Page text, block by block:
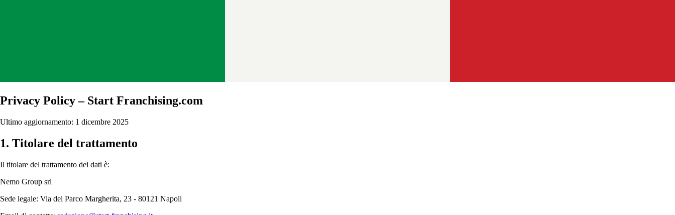
Privacy Policy – Start Franchising.com
Ultimo aggiornamento: 1 dicembre 2025
1. Titolare del trattamento
Il titolare del trattamento dei dati è:
Nemo Group srl
Sede legale: Via del Parco Margherita, 23 - 80121 Napoli